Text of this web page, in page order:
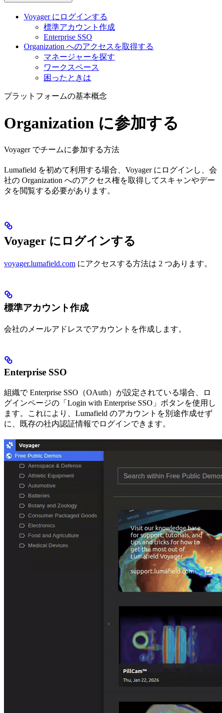
Voyager にログインする
標準アカウント作成
Enterprise SSO
Organization へのアクセスを取得する
マネージャーを探す
ワークスペース
困ったときは
プラットフォームの基本概念
Organization に参加する
Voyager でチームに参加する方法
Lumafield を初めて利用する場合、Voyager にログインし、会
社の Organization へのアクセス権を取得してスキャンやデー
タを閲覧する必要があります。
Voyager にログインする
voyager.lumafield.com にアクセスする方法は 2 つあります。
標準アカウント作成
会社のメールアドレスでアカウントを作成します。
Enterprise SSO
組織で Enterprise SSO（OAuth）が設定されている場合、ロ
グインページの「Login with Enterprise SSO」ボタンを使用し
ます。これにより、Lumafield のアカウントを別途作成せず
に、既存の社内認証情報でログインできます。